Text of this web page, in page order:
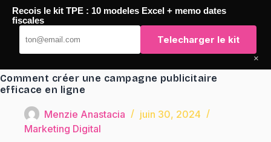
Passer
contenu
TaqTaq
Comment créer une campagne publicitaire
efficace en ligne
Menzie Anastacia
juin 30, 2024
Marketing Digital
Recois le kit TPE : 10 modeles Excel + memo dates
fiscales
Telecharger le kit
×